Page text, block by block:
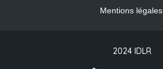
Mentions légales
2024 IDLR